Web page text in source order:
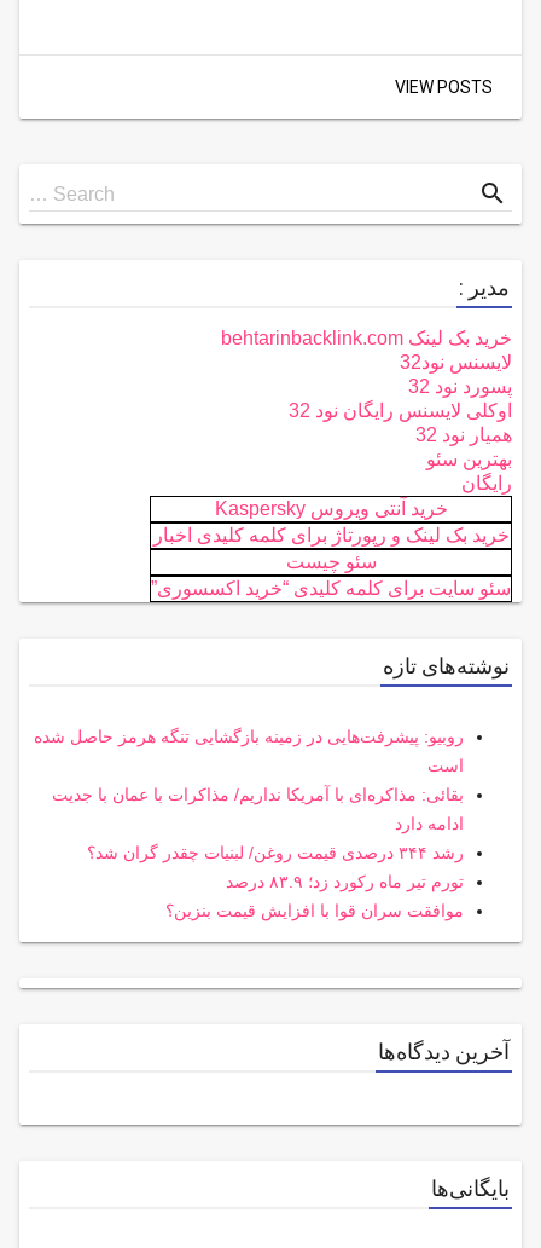
VIEW POSTS
Search
for
Search … search
مدیر :
خرید بک لینک behtarinbacklink.com
لایسنس نود32
پسورد نود 32
اوکلی لایسنس رایگان نود 32
همیار نود 32
بهترین سئو
رایگان
خرید آنتی ویروس Kaspersky
خرید بک لینک و رپورتاژ برای کلمه کلیدی اخبار
سئو چیست
سئو سایت برای کلمه کلیدی “خرید اکسسوری”
نوشته‌های تازه
روبیو: پیشرفت‌هایی در زمینه بازگشایی تنگه هرمز حاصل شده
است
بقائی: مذاکره‌ای با آمریکا نداریم/ مذاکرات با عمان با جدیت
ادامه دارد
رشد ۳۴۴ درصدی قیمت روغن/ لبنیات چقدر گران شد؟
تورم تیر ماه رکورد زد؛ ۸۳.۹ درصد
موافقت سران قوا با افزایش قیمت بنزین؟
آخرین دیدگاه‌ها
بایگانی‌ها